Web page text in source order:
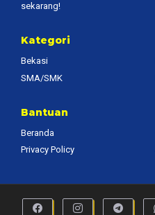
sekarang!
Kategori
Bekasi
SMA/SMK
Bantuan
Beranda
Privacy Policy